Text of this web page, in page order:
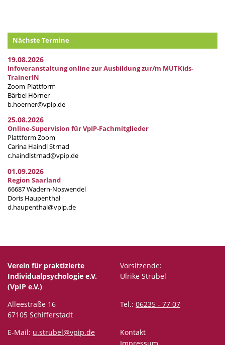
Nächste Termine
19.08.2026
Infoveranstaltung online zur Ausbildung zur/m MUTKids-
TrainerIN
Zoom-Plattform
Bärbel Hörner
b.hoerner@vpip.de
25.08.2026
Online-Supervision für VpIP-Fachmitglieder
Plattform Zoom
Carina Haindl Strnad
c.haindlstrnad@vpip.de
01.09.2026
Region Saarland
66687 Wadern-Noswendel
Doris Haupenthal
d.haupenthal@vpip.de
Verein für praktizierte
Individualpsychologie e.V.
(VpIP e.V.)
Vorsitzende:
Ulrike Strubel
Alleestraße 16
67105 Schifferstadt
Tel.: 06235 - 77 07
E-Mail: u.strubel@vpip.de
Kontakt